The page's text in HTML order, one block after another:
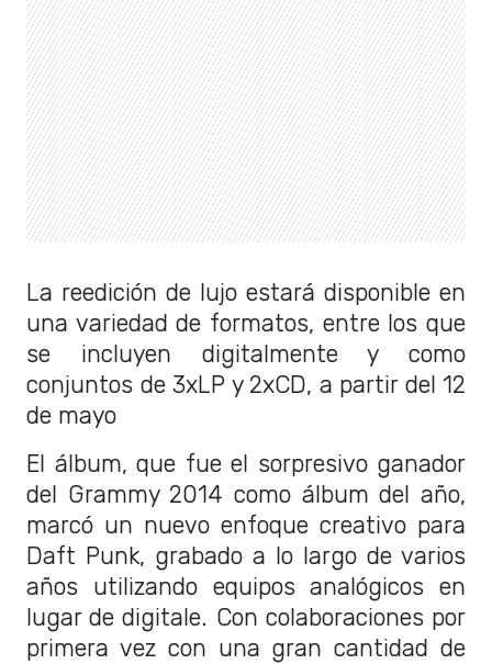
La reedición de lujo estará disponible en
una variedad de formatos, entre los que
se incluyen digitalmente y como
conjuntos de 3xLP y 2xCD, a partir del 12
de mayo
El álbum, que fue el sorpresivo ganador
del Grammy 2014 como álbum del año,
marcó un nuevo enfoque creativo para
Daft Punk, grabado a lo largo de varios
años utilizando equipos analógicos en
lugar de digitale. Con colaboraciones por
primera vez con una gran cantidad de